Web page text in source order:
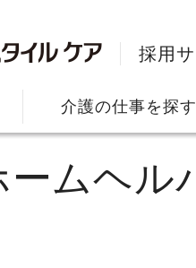
採用サ
介護の仕事を探す
ームヘ